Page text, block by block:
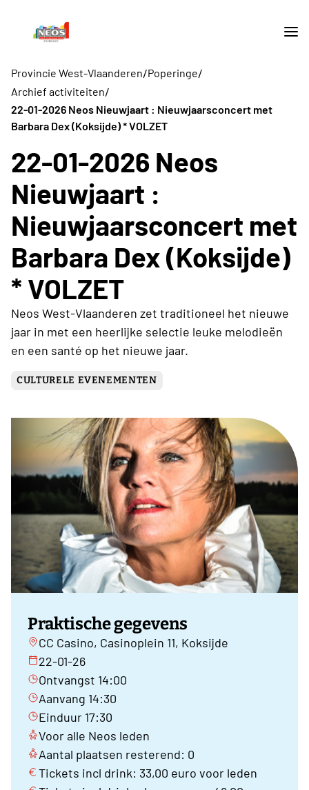
Provincie West-Vlaanderen/Poperinge/
Archief activiteiten/
22-01-2026 Neos Nieuwjaart : Nieuwjaarsconcert met
Barbara Dex (Koksijde) * VOLZET
22-01-2026 Neos
Nieuwjaart :
Nieuwjaarsconcert met
Barbara Dex (Koksijde)
* VOLZET
Neos West-Vlaanderen zet traditioneel het nieuwe
jaar in met een heerlijke selectie leuke melodieën
en een santé op het nieuwe jaar.
CULTURELE EVENEMENTEN
Praktische gegevens
CC Casino, Casinoplein 11, Koksijde
22-01-26
Ontvangst 14:00
Aanvang 14:30
Einduur 17:30
Voor alle Neos leden
Aantal plaatsen resterend: 0
Tickets incl drink: 33,00 euro voor leden